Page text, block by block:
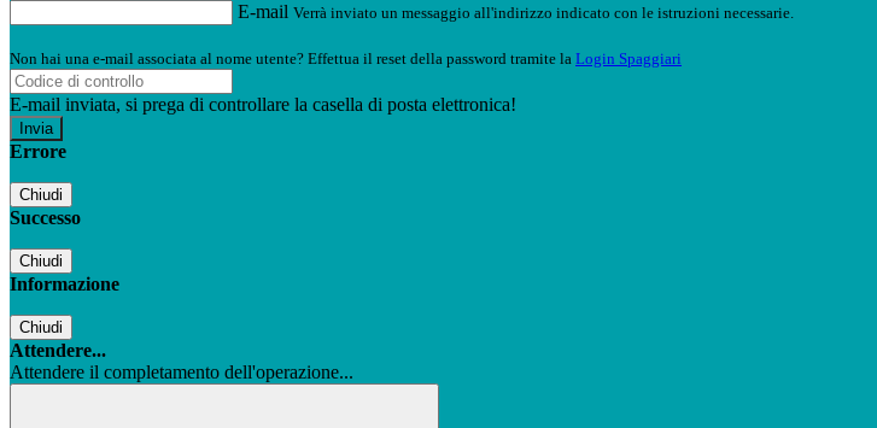
E-mail Verrà inviato un messaggio all'indirizzo indicato con le istruzioni necessarie.
Non hai una e-mail associata al nome utente? Effettua il reset della password tramite la Login Spaggiari
E-mail inviata, si prega di controllare la casella di posta elettronica!
Errore
Chiudi
Successo
Chiudi
Informazione
Chiudi
Attendere...
Attendere il completamento dell'operazione...